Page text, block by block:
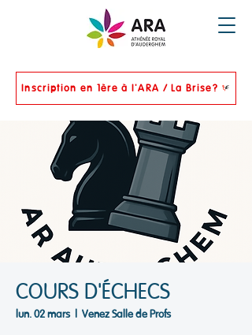
Inscription en 1ère à l'ARA / La Brise?
COURS D'ÉCHECS
lun. 02 mars
  |
Venez Salle de Profs